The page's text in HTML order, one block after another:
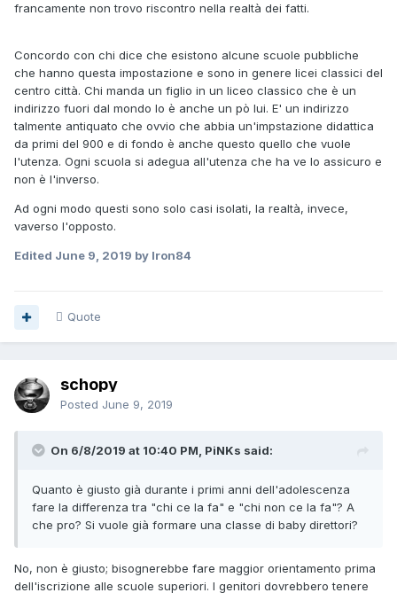
francamente non trovo riscontro nella realtà dei fatti.
Concordo con chi dice che esistono alcune scuole pubbliche
che hanno questa impostazione e sono in genere licei classici del
centro città. Chi manda un figlio in un liceo classico che è un
indirizzo fuori dal mondo lo è anche un pò lui. E' un indirizzo
talmente antiquato che ovvio che abbia un'impstazione didattica
da primi del 900 e di fondo è anche questo quello che vuole
l'utenza. Ogni scuola si adegua all'utenza che ha ve lo assicuro e
non è l'inverso.
Ad ogni modo questi sono solo casi isolati, la realtà, invece,
vaverso l'opposto.
Edited June 9, 2019 by Iron84
Quote
schopy
Posted June 9, 2019
On 6/8/2019 at 10:40 PM, PiNKs said:
Quanto è giusto già durante i primi anni dell'adolescenza
fare la differenza tra "chi ce la fa" e "chi non ce la fa"? A
che pro? Si vuole già formare una classe di baby direttori?
No, non è giusto; bisognerebbe fare maggior orientamento prima
dell'iscrizione alle scuole superiori. I genitori dovrebbero tenere